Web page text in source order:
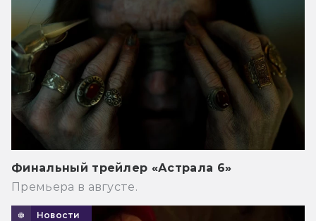
Финальный трейлер «Астрала 6»
Премьера в августе.
Новости